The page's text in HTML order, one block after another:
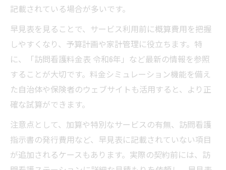
記載されている場合が多いです。
早見表を見ることで、サービス利用前に概算費用を把握
しやすくなり、予算計画や家計管理に役立ちます。特
に、「訪問看護料金表 令和6年」など最新の情報を参照
することが大切です。料金シミュレーション機能を備え
た自治体や保険者のウェブサイトも活用すると、より正
確な試算ができます。
注意点として、加算や特別なサービスの有無、訪問看護
指示書の発行費用など、早見表に記載されていない項目
が追加されるケースもあります。実際の契約前には、訪